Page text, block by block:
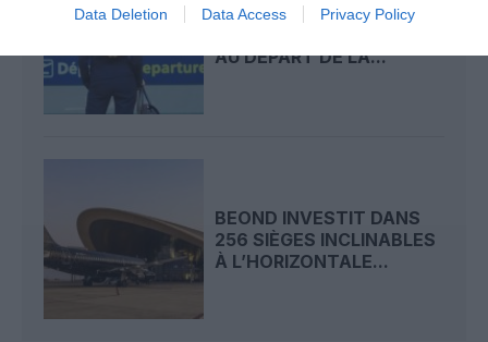
Data Deletion Data Access Privacy Policy
ÉTÉ 2026 : PRÈS DE 4
AU DÉPART DE LA...
BEOND INVESTIT DANS
256 SIÈGES INCLINABLES
À L’HORIZONTALE...